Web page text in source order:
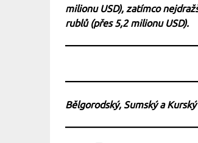
milionu USD), zatímco
rublů (přes 5,2 milionu USD).
Bělgorodský, Sumský a